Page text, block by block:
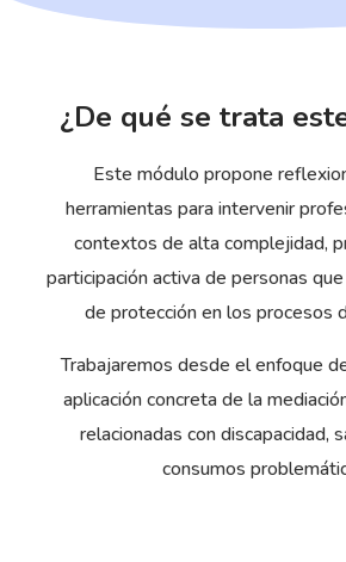
¿De qué se trata
Este módulo propone
herramientas para intervenir
contextos de alta complejidad,
participación activa de personas
de protección en los procesos
Trabajaremos desde el enfoque
aplicación concreta de la
relacionadas con discapacidad,
consumos